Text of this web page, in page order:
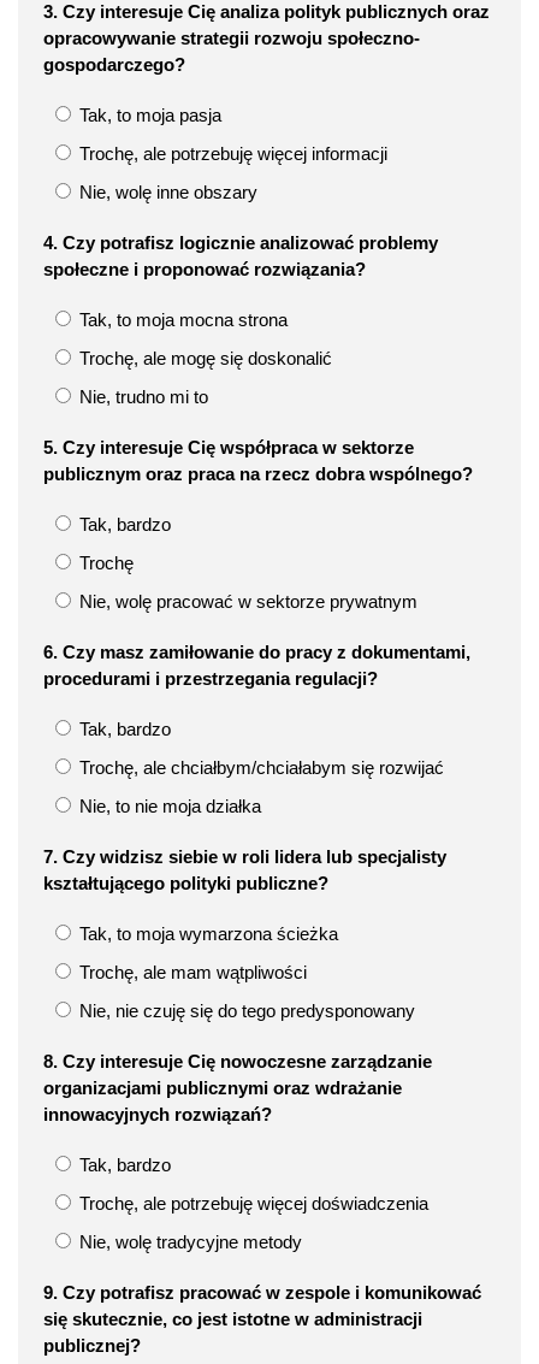
3. Czy interesuje Cię analiza polityk publicznych oraz
opracowywanie strategii rozwoju społeczno-
gospodarczego?
Tak, to moja pasja
Trochę, ale potrzebuję więcej informacji
Nie, wolę inne obszary
4. Czy potrafisz logicznie analizować problemy
społeczne i proponować rozwiązania?
Tak, to moja mocna strona
Trochę, ale mogę się doskonalić
Nie, trudno mi to
5. Czy interesuje Cię współpraca w sektorze
publicznym oraz praca na rzecz dobra wspólnego?
Tak, bardzo
Trochę
Nie, wolę pracować w sektorze prywatnym
6. Czy masz zamiłowanie do pracy z dokumentami,
procedurami i przestrzegania regulacji?
Tak, bardzo
Trochę, ale chciałbym/chciałabym się rozwijać
Nie, to nie moja działka
7. Czy widzisz siebie w roli lidera lub specjalisty
kształtującego polityki publiczne?
Tak, to moja wymarzona ścieżka
Trochę, ale mam wątpliwości
Nie, nie czuję się do tego predysponowany
8. Czy interesuje Cię nowoczesne zarządzanie
organizacjami publicznymi oraz wdrażanie
innowacyjnych rozwiązań?
Tak, bardzo
Trochę, ale potrzebuję więcej doświadczenia
Nie, wolę tradycyjne metody
9. Czy potrafisz pracować w zespole i komunikować
się skutecznie, co jest istotne w administracji
publicznej?